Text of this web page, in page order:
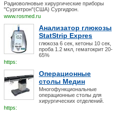
Радиоволновые хирургические приборы
"Сургитрон"(США) Сургидрон.
www.rosmed.ru
Анализатор глюкозы
StatStrip Expres
глюкоза 6 сек, кетоны 10 сек,
проба 1.2 мкл, гематокрит 20-
65%
https:
Операционные
столы Медин
Многофункциональные
операционные столы для
хирургических отделений.
https: